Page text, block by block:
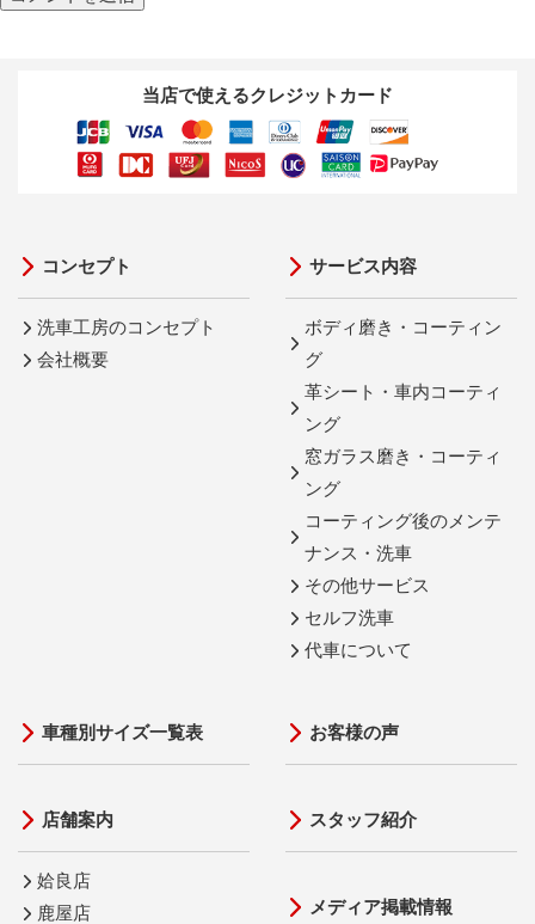
当店で使えるクレジットカード
コンセプト
洗車工房のコンセプト
会社概要
サービス内容
ボディ磨き・コーティン
グ
革シート・車内コーティ
ング
窓ガラス磨き・コーティ
ング
コーティング後のメンテ
ナンス・洗車
その他サービス
セルフ洗車
代車について
車種別サイズ一覧表
店舗案内
姶良店
鹿屋店
お客様の声
スタッフ紹介
メディア掲載情報